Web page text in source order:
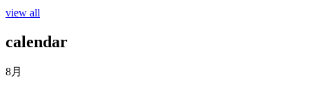
view all
calendar
8月